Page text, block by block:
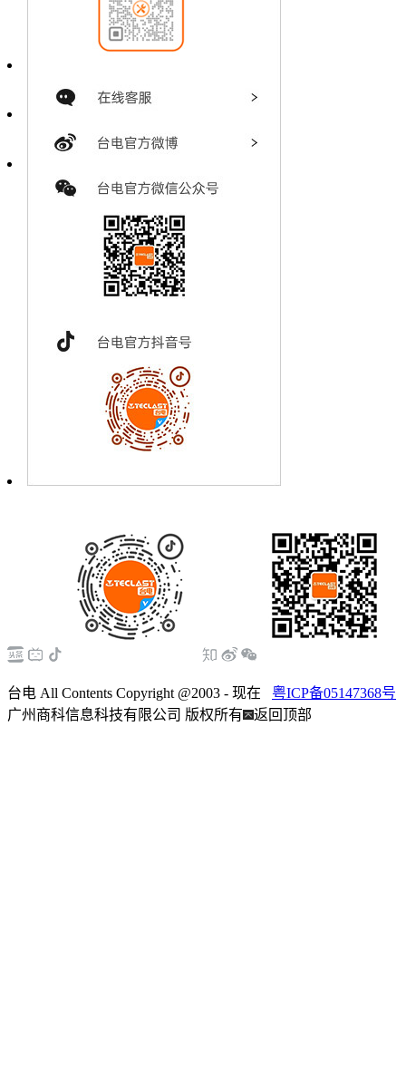
台电 All Contents Copyright @2003 - 现在 粤ICP备05147368号
广州商科信息科技有限公司 版权所有
返回顶部